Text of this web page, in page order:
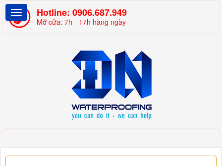
Hotline: 0906.687.949
Mở cửa: 7h - 17h hàng ngày